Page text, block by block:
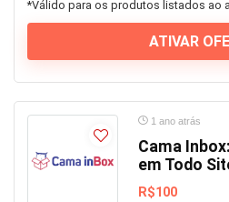
*Válido para os produtos listados ao
ATIVAR
1 ano atrás
Cama
em Todo
R$100